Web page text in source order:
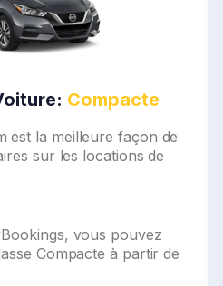
Compacte
est la meilleure façon de
sur les locations de
vous pouvez
Compacte à partir de